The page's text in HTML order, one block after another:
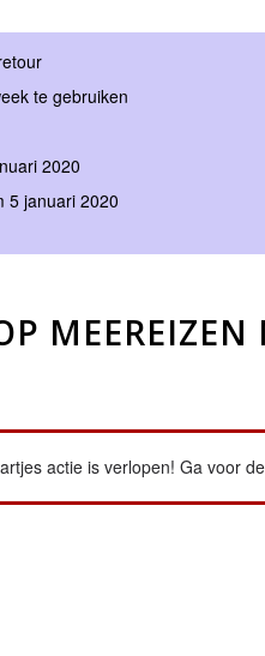
te gebruiken
2020
5 januari 2020
MEEREIZEN
actie is verlopen! Ga voor